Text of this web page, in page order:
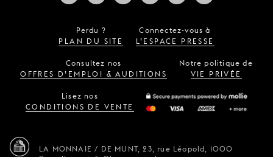
Perdu ?
PLAN DU SITE
Connectez-vous à
L’ESPACE PRESSE
Consultez nos
OFFRES D’EMPLOI & AUDITIONS
Notre politique de
VIE PRIVÉE
Lisez nos
CONDITIONS DE VENTE
LA MONNAIE / DE MUNT, 23, rue Léopold, 1000